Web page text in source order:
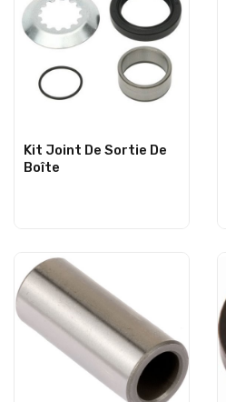
Kit Joint De Sortie De
Boîte